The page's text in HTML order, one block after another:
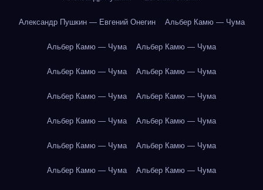
Александр Пушкин — Евгений Онегин Альбер Камю — Чума
Альбер Камю — Чума Альбер Камю — Чума
Альбер Камю — Чума Альбер Камю — Чума
Альбер Камю — Чума Альбер Камю — Чума
Альбер Камю — Чума Альбер Камю — Чума
Альбер Камю — Чума Альбер Камю — Чума
Альбер Камю — Чума Альбер Камю — Чума